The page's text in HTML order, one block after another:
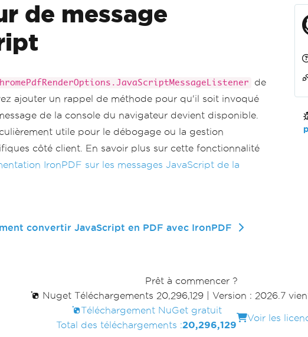
de message
de
ajouter un rappel de méthode pour qu'il soit invoqué
de la console du navigateur devient disponible.
utile pour le débogage ou la gestion
côté client. En savoir plus sur cette fonctionnalité
IronPDF sur les messages JavaScript de la
convertir JavaScript en PDF avec IronPDF
Prêt à commencer ?
Nuget Téléchargements 20,296,129
Version : 2026.7
Téléchargement NuGet gratuit
Total des téléchargements :20,296,129
Voir les